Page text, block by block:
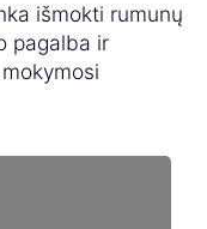
išmokti rumunų
pagalba ir